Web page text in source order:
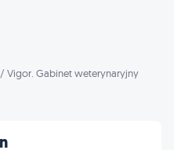
/ Vigor. Gabinet weterynaryjny